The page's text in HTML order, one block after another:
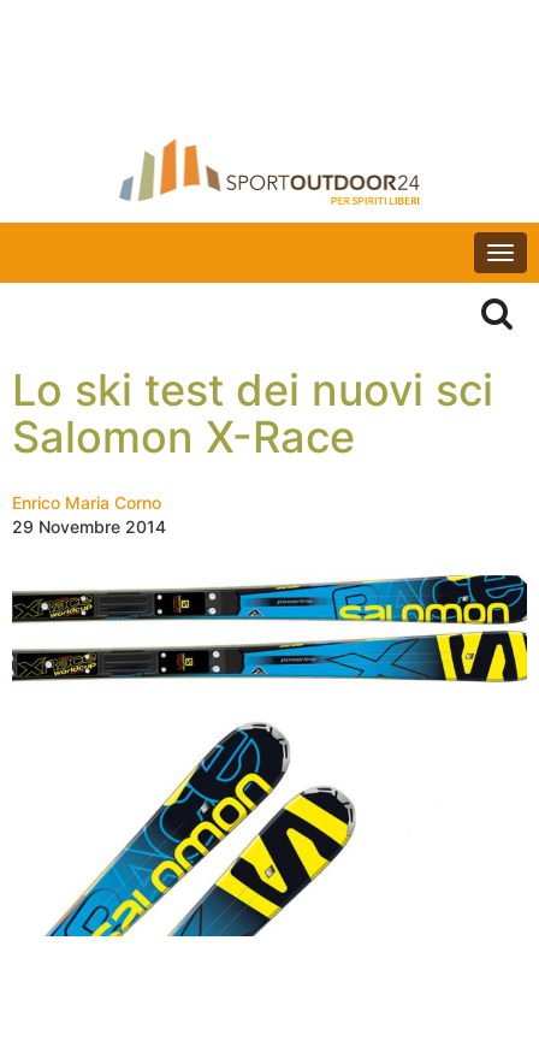
Lo ski test dei nuovi sci
Salomon X-Race
Enrico Maria Corno
29 Novembre 2014